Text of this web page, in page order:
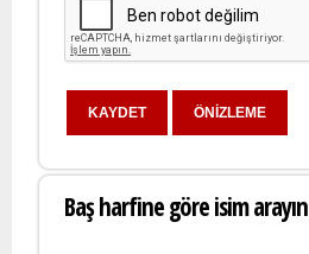
Baş harfine göre isim arayın